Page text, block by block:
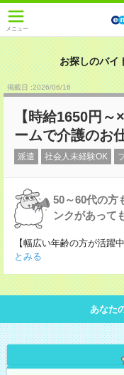
メニュー
お探しのバイ
掲載日 :2026/06/16
【時給1650円
ームで介護のお
派遣 社会人未経験OK
50～60代の方
ンクがあって
【幅広い年齢の方が活躍
とみる
あなた